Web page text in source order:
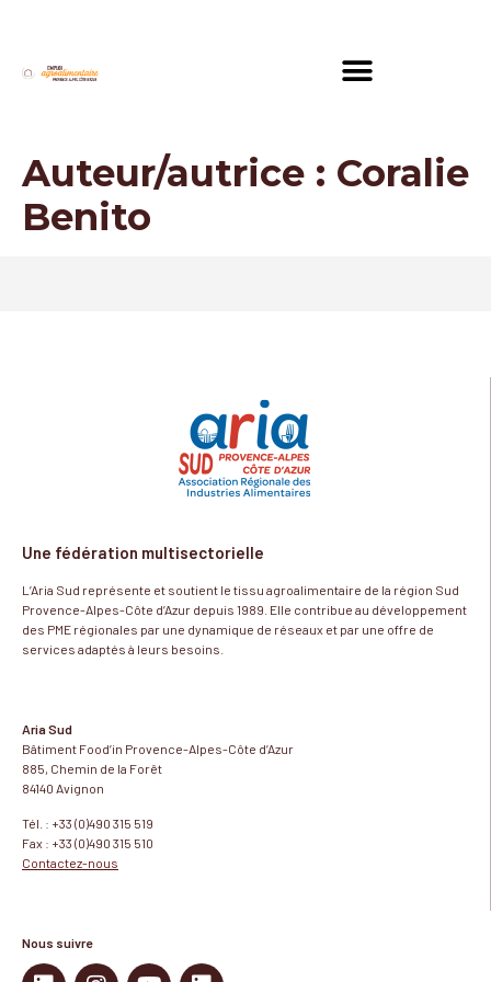
Auteur/autrice : Coralie
Benito
Une fédération multisectorielle
L’Aria Sud représente et soutient le tissu agroalimentaire de la région Sud
Provence-Alpes-Côte d’Azur depuis 1989. Elle contribue au développement
des PME régionales par une dynamique de réseaux et par une offre de
services adaptés à leurs besoins.
Aria Sud
Bâtiment Food’in Provence-Alpes-Côte d’Azur
885, Chemin de la Forêt
84140 Avignon
Tél. : +33 (0)490 315 519
Fax : +33 (0)490 315 510
Contactez-nous
Nous suivre